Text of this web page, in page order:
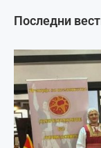
Последни